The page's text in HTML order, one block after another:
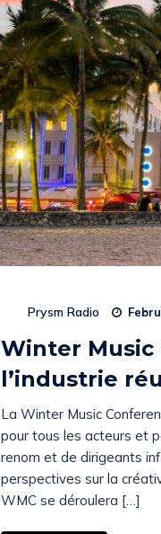
Prysm Radio
Winter Music
l’industrie
La Winter Music
pour tous les acteurs et
renom et de dirigeants
perspectives sur la
WMC se déroulera […]